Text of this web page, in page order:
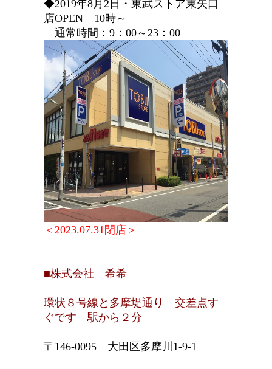
◆2019年8月2日・東武ストア東矢口
店OPEN 10時～
通常時間：9：00～23：00
＜2023.07.31閉店＞
■株式会社 希希
環状８号線と多摩堤通り 交差点す
ぐです 駅から２分
〒146-0095 大田区多摩川1-9-1